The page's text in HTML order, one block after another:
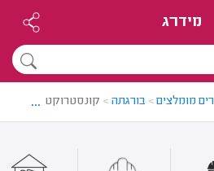
מידרג
מומלצים> בורגתה > קונסטרוקטורים
...